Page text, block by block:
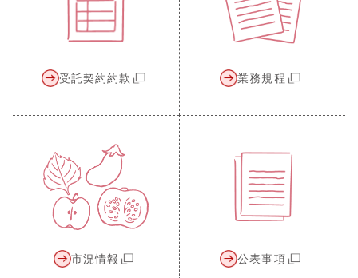
受託契約約款 業務規程
市況情報 公表事項